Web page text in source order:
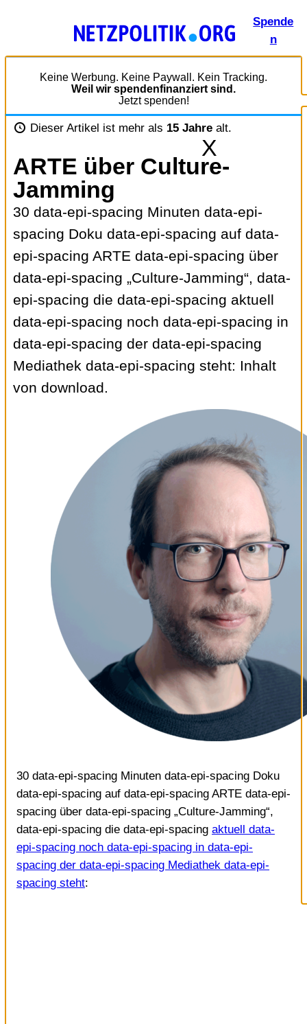
springen
Spende
n
X
Keine Werbung. Keine Paywall. Kein Tracking.
Weil wir spendenfinanziert sind.
Jetzt spenden!
Dieser Artikel ist mehr als 15 Jahrealt.
ARTE über Culture-
Jamming
30 data-epi-spacing Minuten data-epi-
spacing Doku data-epi-spacing auf data-
epi-spacing ARTE data-epi-spacing über
data-epi-spacing „Culture-Jamming“, data-
epi-spacing die data-epi-spacing aktuell
data-epi-spacing noch data-epi-spacing in
data-epi-spacing der data-epi-spacing
Mediathek data-epi-spacing steht: Inhalt
von download.
30 data-epi-spacing Minuten data-epi-spacing Doku
data-epi-spacing auf data-epi-spacing ARTE data-epi-
spacing über data-epi-spacing „Culture-Jamming“,
data-epi-spacing die data-epi-spacing aktuell data-
epi-spacing noch data-epi-spacing in data-epi-
spacing der data-epi-spacing Mediathek data-epi-
spacing steht: